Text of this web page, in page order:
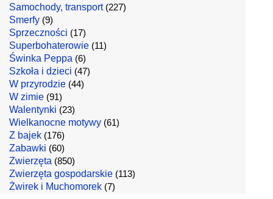
Samochody, transport(227)
Smerfy (9)
Sprzeczności (17)
Superbohaterowie (11)
Świnka Peppa (6)
Szkoła i dzieci (47)
W przyrodzie (44)
W zimie (91)
Walentynki (23)
Wielkanocne motywy (61)
Z bajek (176)
Zabawki (60)
Zwierzęta (850)
Zwierzęta gospodarskie (113)
Żwirek i Muchomorek (7)